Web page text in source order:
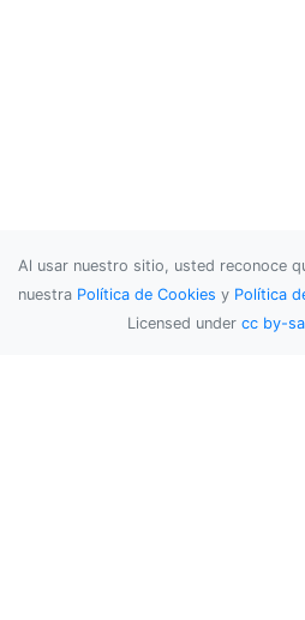
Al usar nuestro sitio, usted reconoce
nuestra Política de Cookies y Política
Licensed under cc by-